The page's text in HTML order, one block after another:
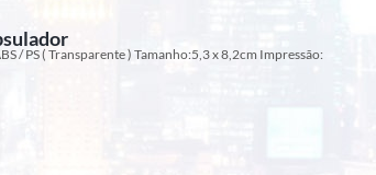
/ PS ( Transparente ) Tamanho:5,3 x 8,2cm Impressão: